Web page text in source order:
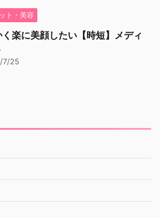
ト・美容
く楽に美顔したい【時短】メディ
7/25